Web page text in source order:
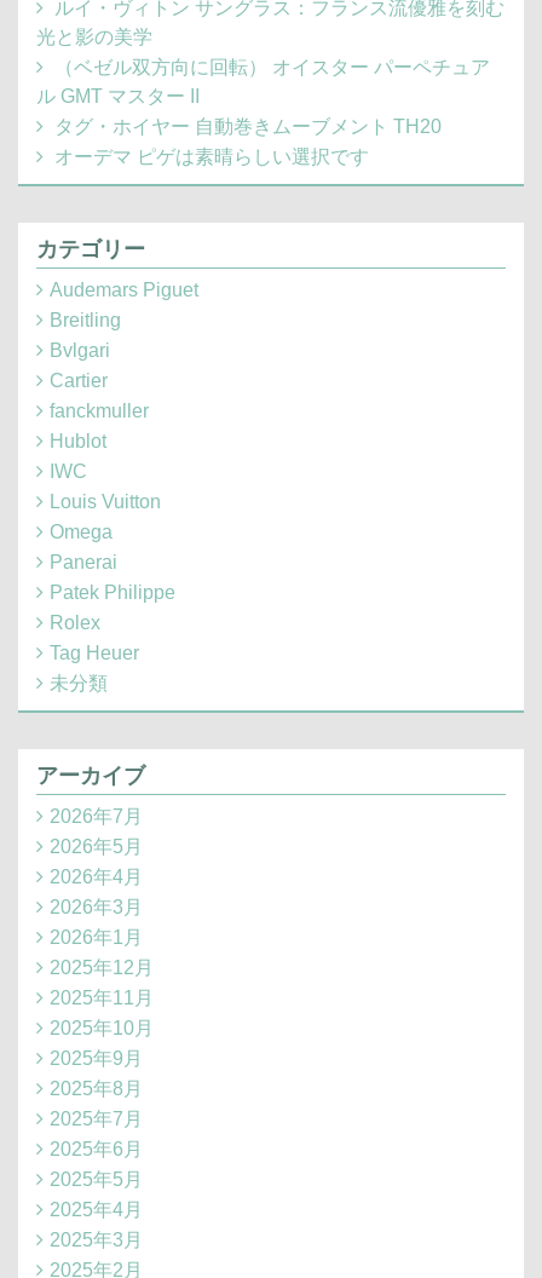
ルイ・ヴィトン サングラス：フランス流優雅を刻む
光と影の美学
（ベゼル双方向に回転） オイスター パーペチュア
ル GMT マスター II
タグ・ホイヤー 自動巻きムーブメント TH20
オーデマ ピゲは素晴らしい選択です
カテゴリー
Audemars Piguet
Breitling
Bvlgari
Cartier
fanckmuller
Hublot
IWC
Louis Vuitton
Omega
Panerai
Patek Philippe
Rolex
Tag Heuer
未分類
アーカイブ
2026年7月
2026年5月
2026年4月
2026年3月
2026年1月
2025年12月
2025年11月
2025年10月
2025年9月
2025年8月
2025年7月
2025年6月
2025年5月
2025年4月
2025年3月
2025年2月